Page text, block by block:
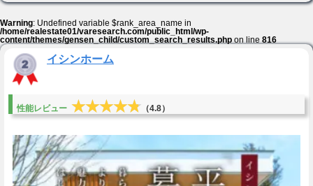
Warning: Undefined variable $rank_area_name in
/home/realestate01/varesearch.com/public_html/wp-
content/themes/gensen_child/custom_search_results.phpon line816
イシンホーム
性能レビュー ★★★★★
★★★★★ （4.8）